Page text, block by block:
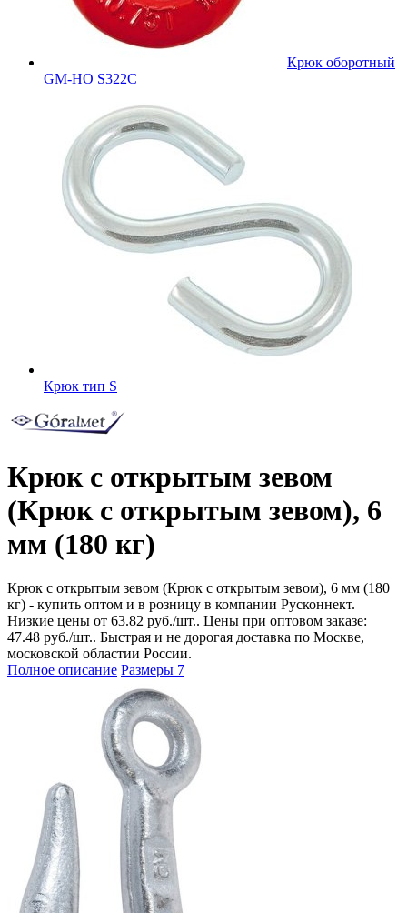
Крюк оборотный
GM-HO S322C
Крюк тип S
Крюк с открытым зевом
(Крюк с открытым зевом), 6
мм (180 кг)
Крюк с открытым зевом (Крюк с открытым зевом), 6 мм (180
кг) - купить оптом и в розницу в компании Русконнект.
Низкие цены от 63.82 руб./шт.. Цены при оптовом заказе:
47.48 руб./шт.. Быстрая и не дорогая доставка по Москве,
московской областии России.
Полное описание Размеры 7